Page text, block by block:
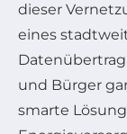
dieser
eines
und Bürger
smarte